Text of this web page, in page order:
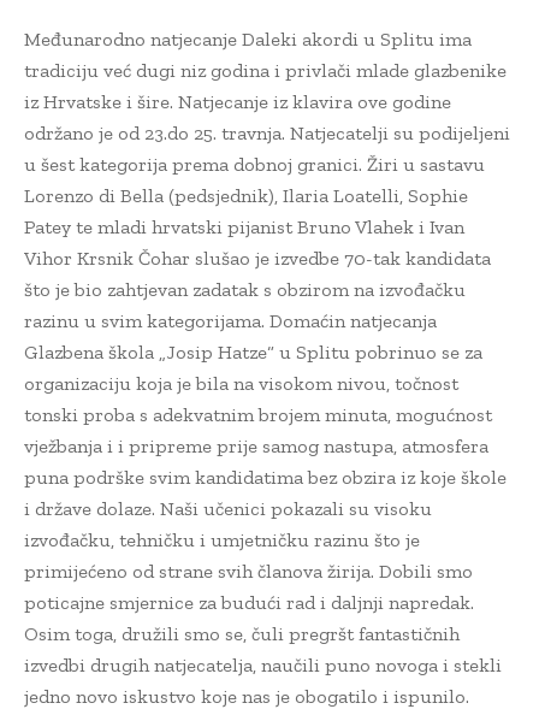
Međunarodno natjecanje Daleki akordi u Splitu ima
tradiciju već dugi niz godina i privlači mlade glazbenike
iz Hrvatske i šire. Natjecanje iz klavira ove godine
održano je od 23.do 25. travnja. Natjecatelji su podijeljeni
u šest kategorija prema dobnoj granici. Žiri u sastavu
Lorenzo di Bella (pedsjednik), Ilaria Loatelli, Sophie
Patey te mladi hrvatski pijanist Bruno Vlahek i Ivan
Vihor Krsnik Čohar slušao je izvedbe 70-tak kandidata
što je bio zahtjevan zadatak s obzirom na izvođačku
razinu u svim kategorijama. Domaćin natjecanja
Glazbena škola „Josip Hatze“ u Splitu pobrinuo se za
organizaciju koja je bila na visokom nivou, točnost
tonski proba s adekvatnim brojem minuta, mogućnost
vježbanja i i pripreme prije samog nastupa, atmosfera
puna podrške svim kandidatima bez obzira iz koje škole
i države dolaze. Naši učenici pokazali su visoku
izvođačku, tehničku i umjetničku razinu što je
primijećeno od strane svih članova žirija. Dobili smo
poticajne smjernice za budući rad i daljnji napredak.
Osim toga, družili smo se, čuli pregršt fantastičnih
izvedbi drugih natjecatelja, naučili puno novoga i stekli
jedno novo iskustvo koje nas je obogatilo i ispunilo.